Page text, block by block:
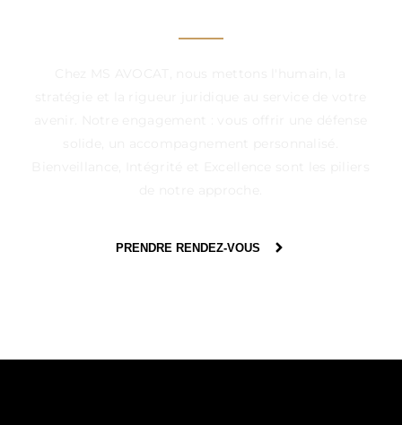
PRENDRE RENDEZ-VOUS